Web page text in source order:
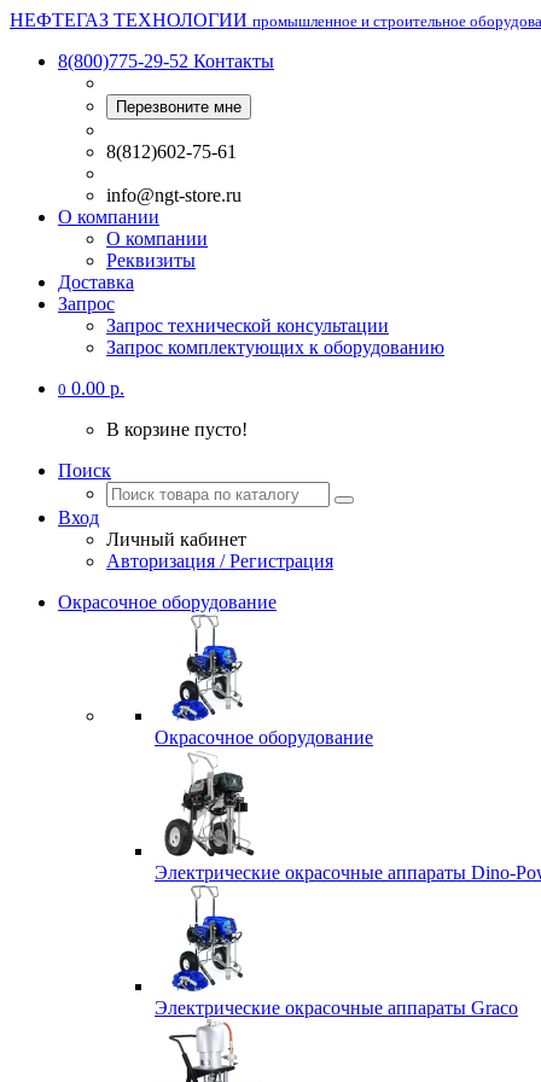
НЕФТЕГАЗ ТЕХНОЛОГИИ промышленное и строительное
8(800)775-29-52 Контакты
Перезвоните мне
8(812)602-75-61
info@ngt-store.ru
О компании
О компании
Реквизиты
Доставка
Запрос
Запрос технической консультации
Запрос комплектующих к оборудованию
0 0.00 р.
В корзине пусто!
Поиск
Вход
Личный кабинет
Авторизация / Регистрация
Окрасочное оборудование
Окрасочное оборудование
Электрические окрасочные аппараты Dino-
Электрические окрасочные аппараты Graco